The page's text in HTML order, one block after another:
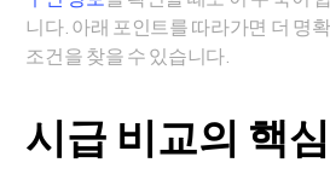
니다. 아래 포인트를 따라가면 더 명
조건을 찾을 수 있습니다.
시급 비교의 핵